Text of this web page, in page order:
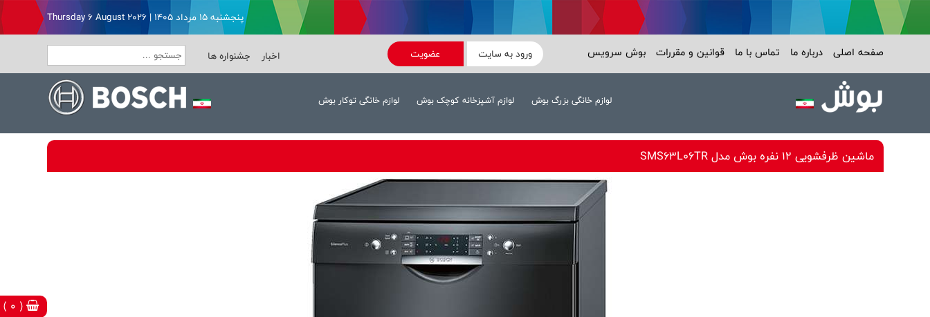
( 0 )
پنجشنبه ۱۵ مرداد ۱۴۰۵ | Thursday 6 August 2026
صفحه اصلی درباره ما تماس با ما قوانین و مقررات بوش سرویس ورود به سایت عضویت اخبار جشنواره ها
لوازم خانگی بزرگ بوش لوازم آشپزخانه کوچک بوش لوازم خانگی توکار بوش
ماشین ظرفشویی 12 نفره بوش مدل SMS63L06TR